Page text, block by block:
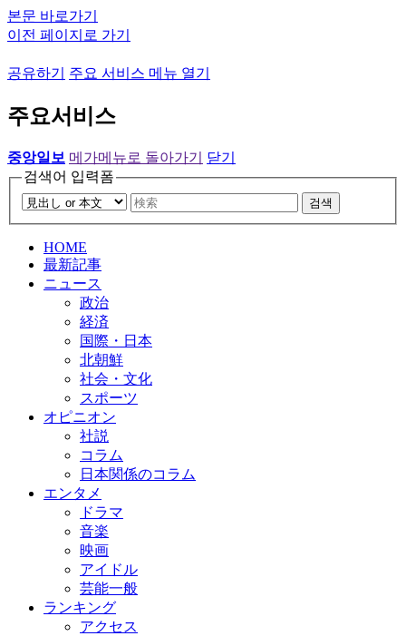
본문 바로가기
이전 페이지로 가기
공유하기 주요 서비스 메뉴 열기
주요서비스
중앙일보 메가메뉴로 돌아가기
닫기
검색어 입력폼
검색
HOME
最新記事
ニュース
政治
経済
国際・日本
北朝鮮
社会・文化
スポーツ
オピニオン
社説
コラム
日本関係のコラム
エンタメ
ドラマ
音楽
映画
アイドル
芸能一般
ランキング
アクセス